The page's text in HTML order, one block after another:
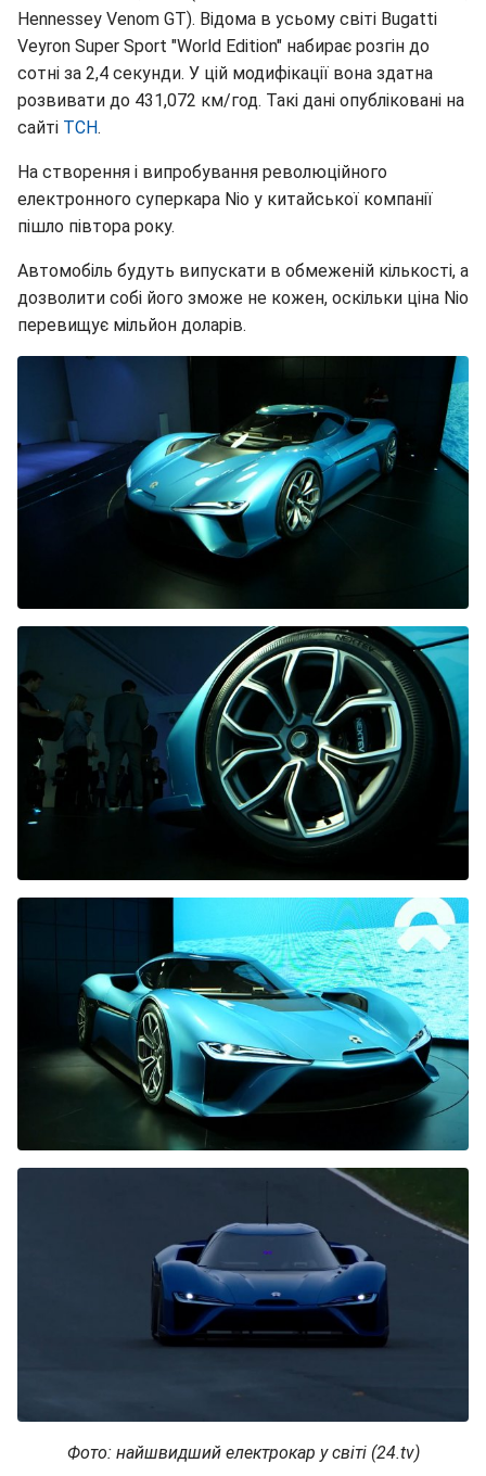
Hennessey Venom GT). Відома в усьому світі Bugatti
Veyron Super Sport "World Edition" набирає розгін до
сотні за 2,4 секунди. У цій модифікації вона здатна
розвивати до 431,072 км/год. Такі дані опубліковані на
сайті ТСН.
На створення і випробування революційного
електронного суперкара Nio у китайської компанії
пішло півтора року.
Автомобіль будуть випускати в обмеженій кількості, а
дозволити собі його зможе не кожен, оскільки ціна Nio
перевищує мільйон доларів.
Фото: найшвидший електрокар у світі (24.tv)